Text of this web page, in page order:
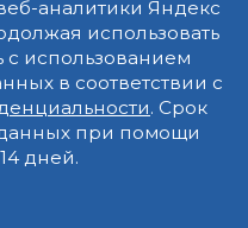
аналитики Яндекс
использовать
с использованием
в соответствии с
. Срок
при помощи
дней.